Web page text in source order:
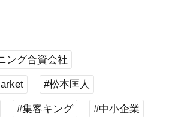
ング合資会社
#松本匡人
#集客キング #中小企業